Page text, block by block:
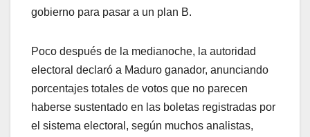
gobierno para pasar a un plan B.
Poco después de la medianoche, la autoridad
electoral declaró a Maduro ganador, anunciando
porcentajes totales de votos que no parecen
haberse sustentado en las boletas registradas por
el sistema electoral, según muchos analistas,